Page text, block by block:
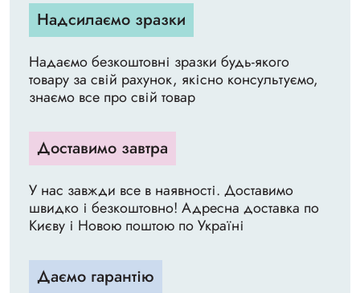
Надсилаємо зразки
Надаємо безкоштовні зразки будь-якого
товару за свій рахунок, якісно консультуємо,
знаємо все про свій товар
Доставимо завтра
У нас завжди все в наявності. Доставимо
швидко і безкоштовно! Адресна доставка по
Києву і Новою поштою по Україні
Даємо гарантію